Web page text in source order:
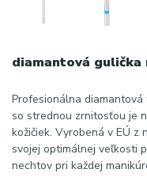
diamantová
Profesionálna
so strednou zrnitosťou je
kožičiek. Vyrobená v EÚ z
svojej optimálnej veľkosti
nechtov pri každej